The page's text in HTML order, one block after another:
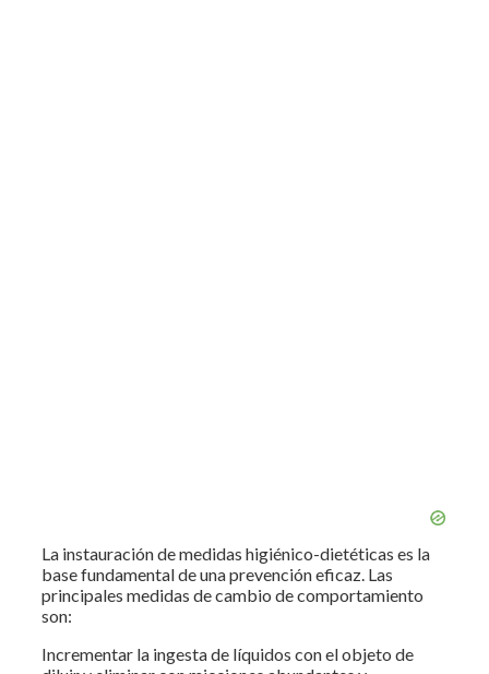
La instauración de medidas higiénico-dietéticas es la
base fundamental de una prevención eficaz. Las
principales medidas de cambio de comportamiento
son:
Incrementar la ingesta de líquidos con el objeto de